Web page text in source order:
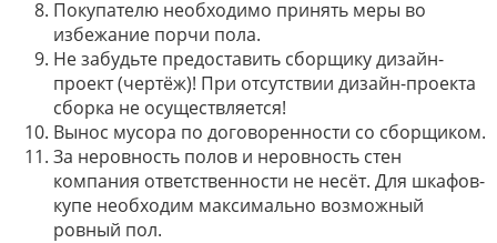
Покупателю необходимо принять меры во
избежание порчи пола.
Не забудьте предоставить сборщику дизайн-
проект (чертёж)! При отсутствии дизайн-проекта
сборка не осуществляется!
Вынос мусора по договоренности со сборщиком.
За неровность полов и неровность стен
компания ответственности не несёт. Для шкафов-
купе необходим максимально возможный
ровный пол.